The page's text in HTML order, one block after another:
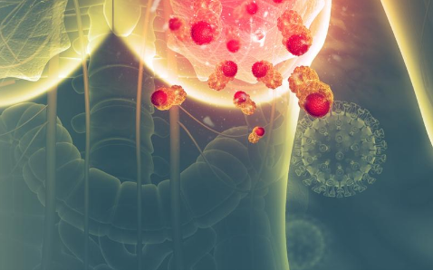
Cytomégalovirus : ce qui
change dans la prise en
charge des femmes
enceintes
La sieste empêche-t-elle
de dormir la nuit ?
Pourquoi
gâche-t-il
jours de vos
Fortes
pourquoi le
noyade